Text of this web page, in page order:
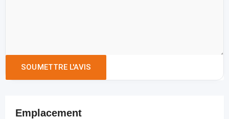
Emplacement